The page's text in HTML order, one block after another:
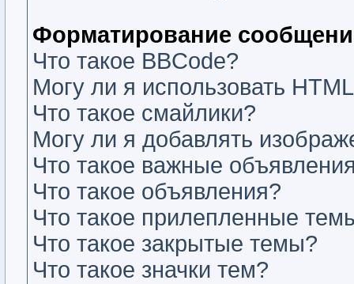
Форматирование
Что такое BBCode?
Могу ли я использовать
Что такое смайлики?
Могу ли я добавлять
Что такое важные
Что такое объявления?
Что такое прилепленные
Что такое закрытые темы?
Что такое значки тем?